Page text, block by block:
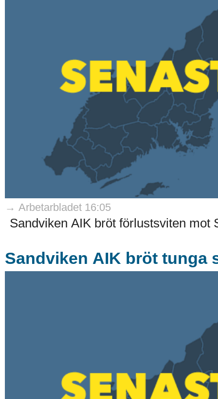
→ Arbetarbladet 16:05
Sandviken AIK bröt förlustsviten mot
Sandviken AIK bröt tunga